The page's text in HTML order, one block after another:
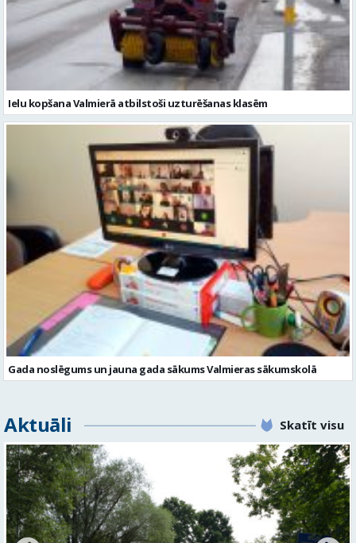
Ielu kopšana Valmierā atbilstoši uzturēšanas klasēm
Gada noslēgums un jauna gada sākums Valmieras sākumskolā
Aktuāli Skatīt visu